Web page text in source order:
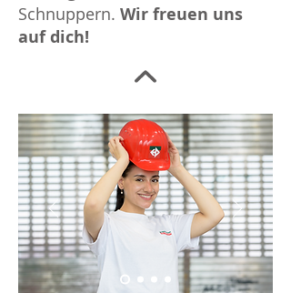
Schnuppern. Wir freuen uns
auf dich!